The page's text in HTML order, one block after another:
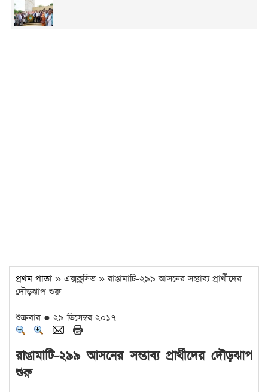
প্রথম পাতা » এক্সক্লুসিভ » রাঙামাটি-২৯৯ আসনের সম্ভাব্য প্রার্থীদের
দৌড়ঝাপ শুরু
শুক্রবার ● ২৯ ডিসেম্বর ২০১৭
রাঙামাটি-২৯৯ আসনের সম্ভাব্য প্রার্থীদের দৌড়ঝাপ
শুরু